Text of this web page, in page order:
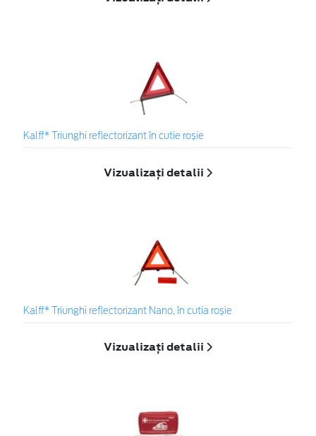
Kalff* Triunghi reflectorizant în cutie roșie
Vizualizați detalii
Kalff* Triunghi reflectorizant Nano, în cutia roșie
Vizualizați detalii